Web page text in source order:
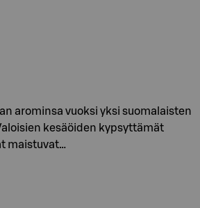
arominsa vuoksi yksi suomalaisten
kesäöiden kypsyttämät
maistuvat…